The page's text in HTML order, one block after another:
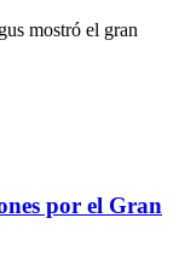
mostró el gran
por el Gran